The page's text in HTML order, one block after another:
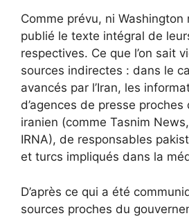
Comme prévu, ni Washington
publié le texte intégral de
respectives. Ce que l’on sait
sources indirectes : dans le
avancés par l’Iran, les
d’agences de presse
iranien (comme Tasnim
IRNA), de responsables
et turcs impliqués dans la
D’après ce qui a été
sources proches du